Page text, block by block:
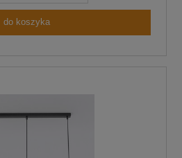
do koszyka